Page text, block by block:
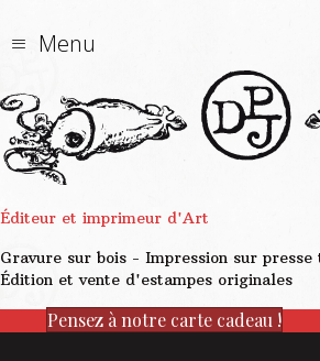
Menu
Éditeur et imprimeur d'Art
Gravure sur bois - Impression sur
Édition et vente d'estampes originales
Pensez à notre carte cadeau !